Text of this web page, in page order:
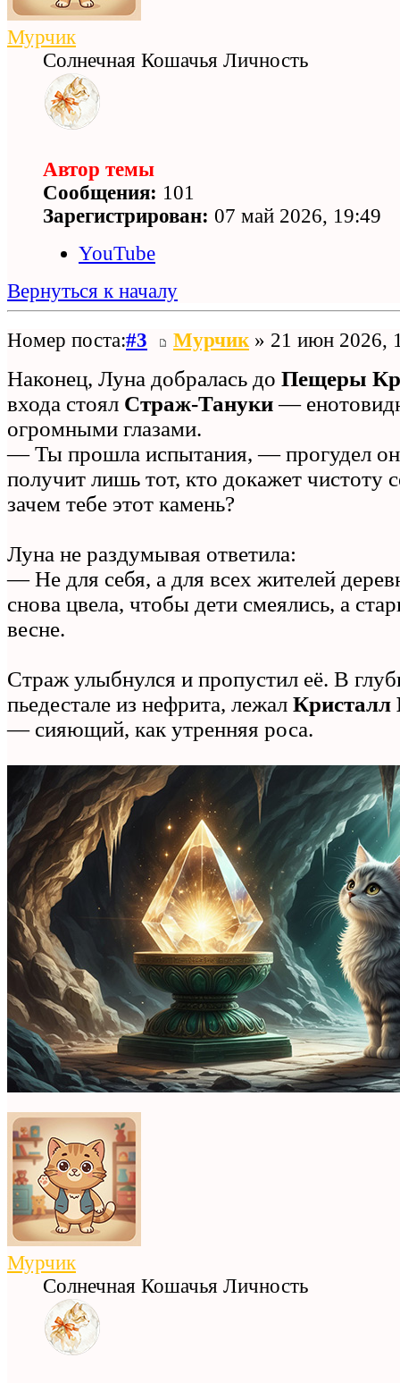
Мурчик
Солнечная Кошачья Личность
Автор темы
Сообщения: 101
Зарегистрирован: 07 май 2026, 19:49
YouTube
Вернуться к началу
Номер поста:#3 Мурчик » 21 июн 2026,
Наконец, Луна добралась до Пещеры
входа стоял Страж‑Тануки—
огромными глазами.
— Ты прошла испытания, — прогудел
получит лишь тот, кто докажет чистоту
зачем тебе этот камень?
Луна не раздумывая ответила:
— Не для себя, а для всех жителей
снова цвела, чтобы дети смеялись, а
весне.
Страж улыбнулся и пропустил её. В
пьедестале из нефрита, лежал Кристалл
— сияющий, как утренняя роса.
Мурчик
Солнечная Кошачья Личность